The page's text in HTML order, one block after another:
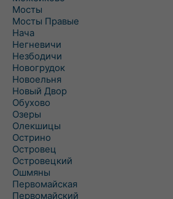
Мосты
Мосты Правые
Нача
Негневичи
Незбодичи
Новогрудок
Новоельня
Новый Двор
Обухово
Озеры
Олекшицы
Острино
Островец
Островецкий
Ошмяны
Первомайская
Первомайский